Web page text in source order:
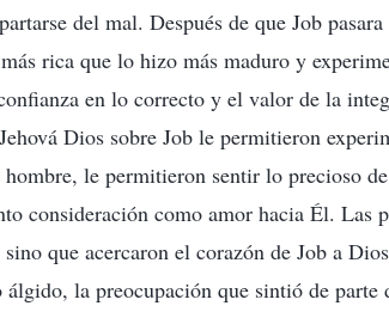
del mal. Después de que Job
rica que lo hizo más maduro y
en lo correcto y el valor de la
Dios sobre Job le permitieron
le permitieron sentir lo precioso
consideración como amor hacia Él. Las
que acercaron el corazón de Job a
álgido, la preocupación que sintió de parte